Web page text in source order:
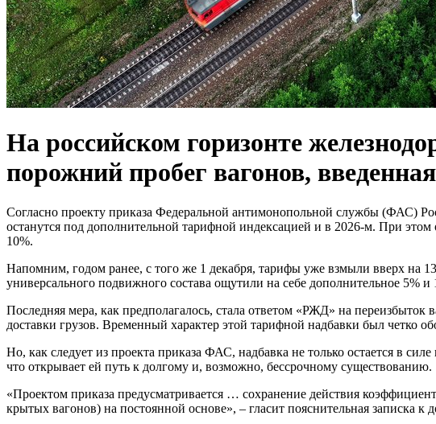
На российском горизонте
порожний пробег вагонов,
Согласно проекту приказа Федеральной антимонопольной службы (ФАС)
останутся под дополнительной тарифной индексацией и в 2026-м. При
10%.
Напомним, годом ранее, с того же 1 декабря, тарифы уже взмыли вверх на
универсального подвижного состава ощутили на себе дополнительное 5% и
Последняя мера, как предполагалось, стала ответом «РЖД» на
доставки грузов. Временный характер этой тарифной надбавки был четко
Но, как следует из проекта приказа ФАС, надбавка не только остается в
что открывает ей путь к долгому и, возможно, бессрочному существованию.
«Проектом приказа предусматривается … сохранение действия
крытых вагонов) на постоянной основе», – гласит пояснительная записка к